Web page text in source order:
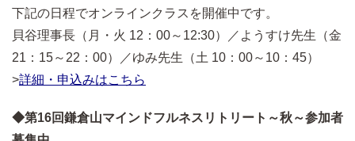
下記の日程でオンラインクラスを開催中です。
貝谷理事長（月・火 12：00～12:30）／ようすけ先生（金
21：15～22：00）／ゆみ先生（土 10：00～10：45）
>詳細・申込みはこちら
◆第16回鎌倉山マインドフルネスリトリート～秋～参加者